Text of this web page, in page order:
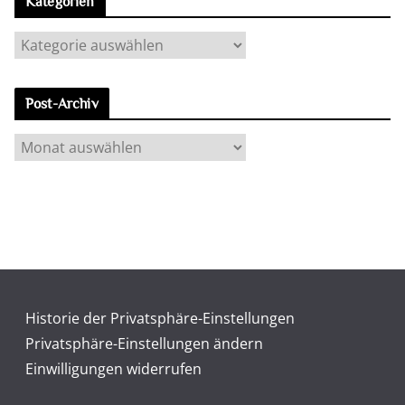
a
t
g
Post-Archiv
o
Historie der Privatsphäre-Einstellungen
Privatsphäre-Einstellungen ändern
Einwilligungen widerrufen